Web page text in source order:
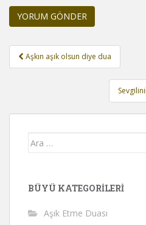
Yazı
gezinmesi
Aşkın aşık olsun diye dua
Arama
BÜYÜ KATEGORILERI
Aşık Etme Duası